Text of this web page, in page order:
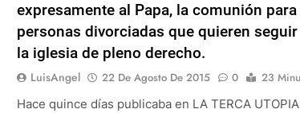
expresamente al Papa, la comunión para
personas divorciadas que quieren seguir
la iglesia de pleno derecho.
LuisAngel 22 De Agosto De 2015 0
23
Hace quince días publicaba en LA TERCA